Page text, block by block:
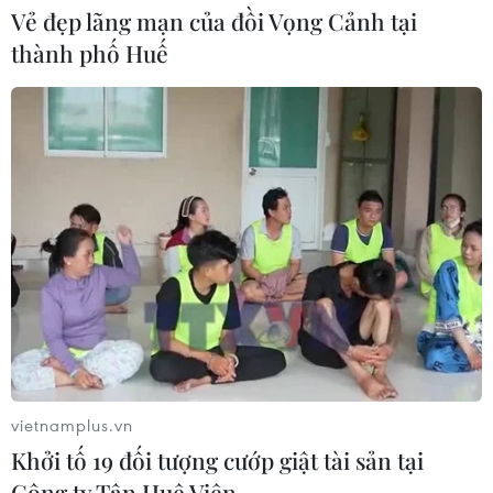
CƠ QUAN CHỦ QUẢN: THÔNG TẤN XÃ VIỆT NAM
Tổng Biên tập: TRẦN TIẾN DUẨN
Phó Tổng Biên tập: NGUYỄN THỊ TÁM, KHÚC THANH
Sở hữu trí tuệ
Quy định sử dụng
RSS
Hỗ trợ
Ngôn ngữ
TTXVN
Dịch vụ tin
Quảng cáo
Liên hệ
Vẻ đẹp lãng mạn của đồi Vọng Cảnh tại
thành phố Huế
vietnamplus.vn
Khởi tố 19 đối tượng cướp giật tài sản tại